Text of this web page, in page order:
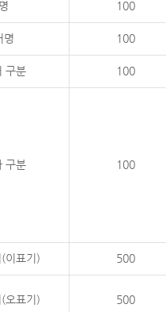
100
명 100
구분 100
구분 100
이표기) 500
오표기) 500